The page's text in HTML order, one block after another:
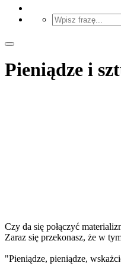
Pieniądze i
Czy da się połączyć
Zaraz się przekonasz, że w
"Pieniądze, pieniądze,